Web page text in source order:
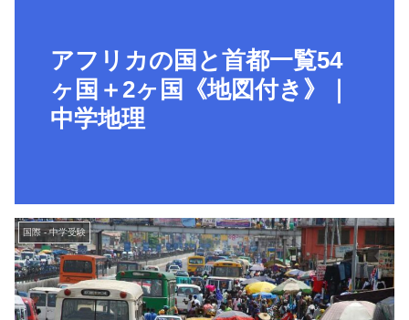
アフリカの国と首都一覧54
ヶ国＋2ヶ国《地図付き》｜
中学地理
国際 - 中学受験